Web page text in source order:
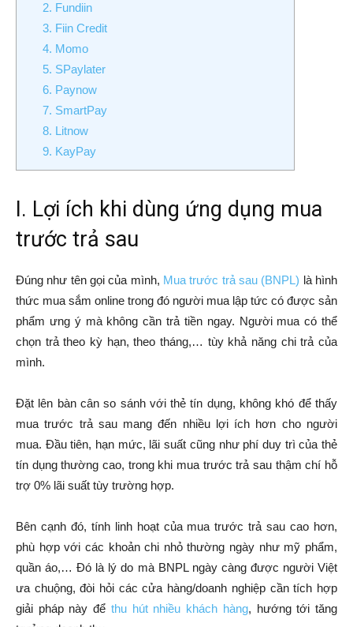
2. Fundiin
3. Fiin Credit
4. Momo
5. SPaylater
6. Paynow
7. SmartPay
8. Litnow
9. KayPay
I. Lợi ích khi dùng ứng dụng mua
trước trả sau
Đúng như tên gọi của mình, Mua trước trả sau (BNPL) là hình
thức mua sắm online trong đó người mua lập tức có được sản
phẩm ưng ý mà không cần trả tiền ngay. Người mua có thể
chọn trả theo kỳ hạn, theo tháng,… tùy khả năng chi trả của
mình.
Đặt lên bàn cân so sánh với thẻ tín dụng, không khó để thấy
mua trước trả sau mang đến nhiều lợi ích hơn cho người
mua. Đầu tiên, hạn mức, lãi suất cũng như phí duy trì của thẻ
tín dụng thường cao, trong khi mua trước trả sau thậm chí hỗ
trợ 0% lãi suất tùy trường hợp.
Bên cạnh đó, tính linh hoạt của mua trước trả sau cao hơn,
phù hợp với các khoản chi nhỏ thường ngày như mỹ phẩm,
quần áo,… Đó là lý do mà BNPL ngày càng được người Việt
ưa chuộng, đòi hỏi các cửa hàng/doanh nghiệp cần tích hợp
giải pháp này để thu hút nhiều khách hàng, hướng tới tăng